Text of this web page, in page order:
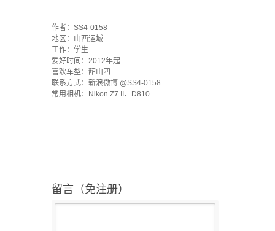
作者：SS4-0158
地区：山西运城
工作：学生
爱好时间：2012年起
喜欢车型：韶山四
联系方式：新浪微博 @SS4-0158
常用相机：Nikon Z7 II、D810
留言（免注册）